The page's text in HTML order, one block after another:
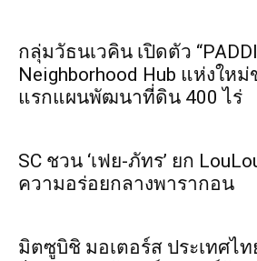
กลุ่มวัธนเวคิน เปิดตัว
Neighborhood Hub แห่งให
แรกแผนพัฒนาที่ดิน 400 ไร่
SC ชวน ‘เฟย-ภัทร’ ยก
ความอร่อยกลางพารากอน
มิตซูบิชิ มอเตอร์ส ประเทศไท